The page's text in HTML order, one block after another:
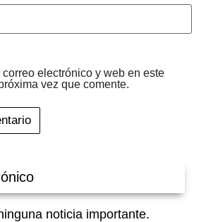
electrónico y web en este
vez que comente.
noticia importante.